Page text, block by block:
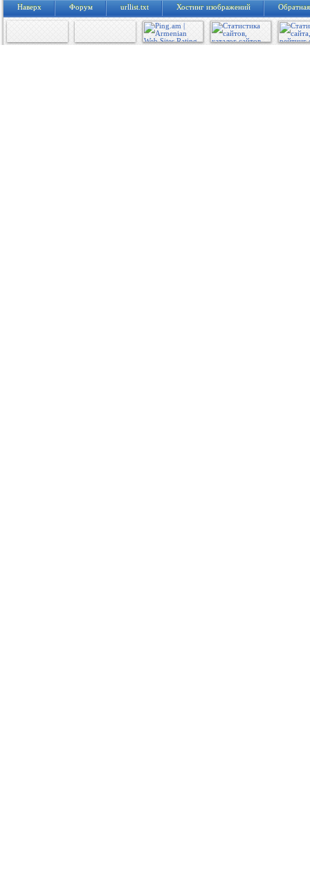
Наверх Форум urllist.txt Хостинг изображений Обратная